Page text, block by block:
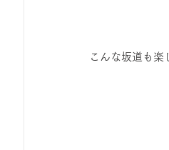
こんな坂道も楽